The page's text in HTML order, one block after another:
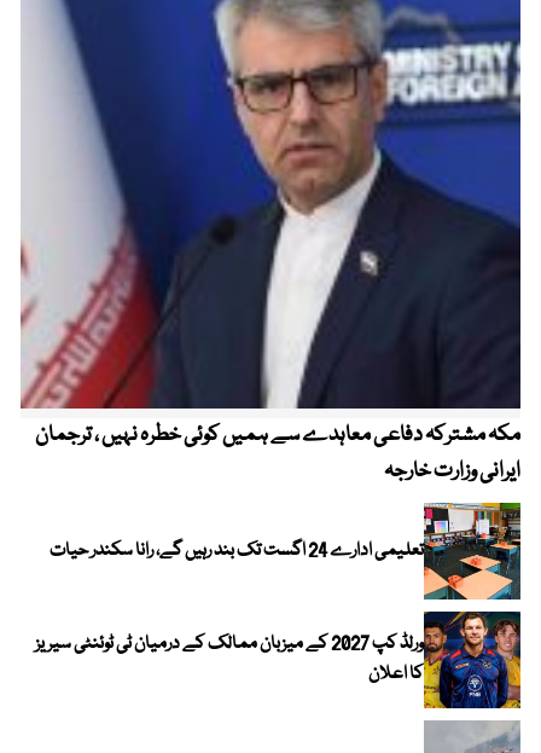
مکہ مشترکہ دفاعی معاہدے سے ہمیں کوئی خطرہ نہیں ، ترجمان
ایرانی وزارت خارجہ
تعلیمی ادارے 24 اگست تک بند رہیں گے، رانا سکندر حیات
ورلڈ کپ 2027 کے میزبان ممالک کے درمیان ٹی ٹوئنٹی سیریز
کا اعلان